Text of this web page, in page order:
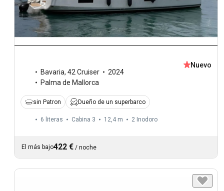
Bavaria, 42 Cruiser
2024
Palma de Mallorca
Nuevo
sin Patron Dueño de un superbarco
6 literas Cabina 3 12,4 m 2 Inodoro
El más bajo422 € / noche